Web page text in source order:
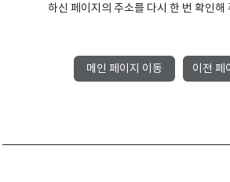
하신 페이지의 주소를 다시 한 번 확인해
메인 페이지 이동 이전 페